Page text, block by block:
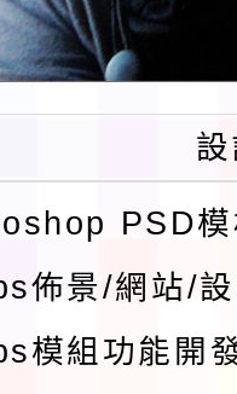
PSD模
佈景/網站/
模組功能開